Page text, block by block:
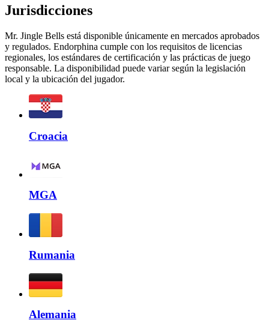
Jurisdicciones
Mr. Jingle Bells está disponible únicamente en mercados aprobados
y regulados. Endorphina cumple con los requisitos de licencias
regionales, los estándares de certificación y las prácticas de juego
responsable. La disponibilidad puede variar según la legislación
local y la ubicación del jugador.
Croacia
MGA
Rumania
Alemania